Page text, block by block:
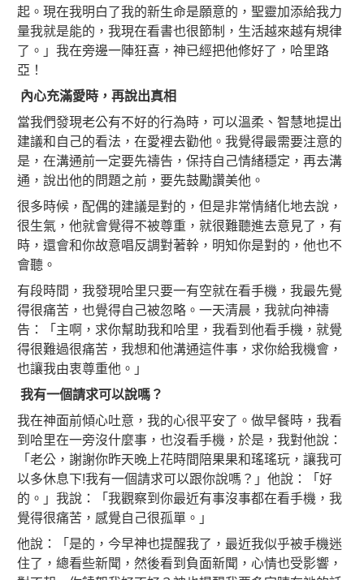
起。現在我明白了我的新生命是願意的，聖靈加添給我力
量我就是能的，我現在看書也很節制，生活越來越有規律
了。」我在旁邊一陣狂喜，神已經把他修好了，哈里路
亞！
內心充滿愛時，再說出真相
當我們發現老公有不好的行為時，可以溫柔、智慧地提出
建議和自己的看法，在愛裡去勸他。我覺得最需要注意的
是，在溝通前一定要先禱告，保持自己情緒穩定，再去溝
通，說出他的問題之前，要先鼓勵讚美他。
很多時候，配偶的建議是對的，但是非常情緒化地去說，
很生氣，他就會覺得不被尊重，就很難聽進去意見了，有
時，還會和你故意唱反調對著幹，明知你是對的，他也不
會聽。
有段時間，我發現哈里只要一有空就在看手機，我最先覺
得很痛苦，也覺得自己被忽略。一天清晨，我就向神禱
告：「主啊，求你幫助我和哈里，我看到他看手機，就覺
得很難過很痛苦，我想和他溝通這件事，求你給我機會，
也讓我由衷尊重他。」
我有一個請求可以說嗎？
我在神面前傾心吐意，我的心很平安了。做早餐時，我看
到哈里在一旁沒什麼事，也沒看手機，於是，我對他說：
「老公，謝謝你昨天晚上花時間陪果果和瑤瑤玩，讓我可
以多休息下!我有一個請求可以跟你說嗎？」他說：「好
的。」我說：「我觀察到你最近有事沒事都在看手機，我
覺得很痛苦，感覺自己很孤單。」
他說：「是的，今早神也提醒我了，最近我似乎被手機迷
住了，總看些新聞，然後看到負面新聞，心情也受影響，